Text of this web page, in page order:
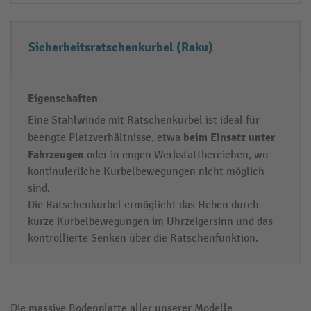
t
l
w
i
n
d
n
Sicherheitsratschenkurbel (Raku)
Eine Stahlwinde mit Ratschenkurbel ist ideal für
beengte Platzverhältnisse, etwa beim Einsatz unter
Fahrzeugen oder in engen Werkstattbereichen, wo
kontinuierliche Kurbelbewegungen nicht möglich
sind.
Die Ratschenkurbel ermöglicht das Heben durch
kurze Kurbelbewegungen im Uhrzeigersinn und das
kontrollierte Senken über die Ratschenfunktion.